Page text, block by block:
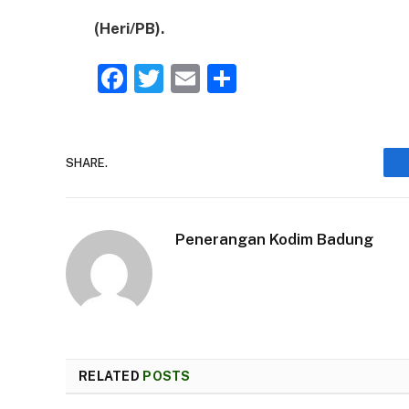
(Heri/PB).
Facebook
Twitter
Email
SHARE.
Penerangan Kodim Badung
RELATED POSTS